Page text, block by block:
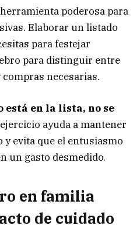
poderosa para
Elaborar un listado
para festejar
para distinguir entre
necesarias.
está en la lista, no se
ayuda a mantener
evita que el entusiasmo
un gasto desmedido.
en familia
de cuidado